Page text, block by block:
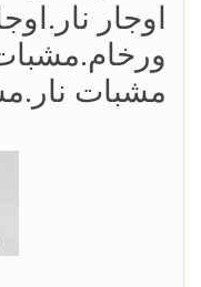
اوجار
مشبات